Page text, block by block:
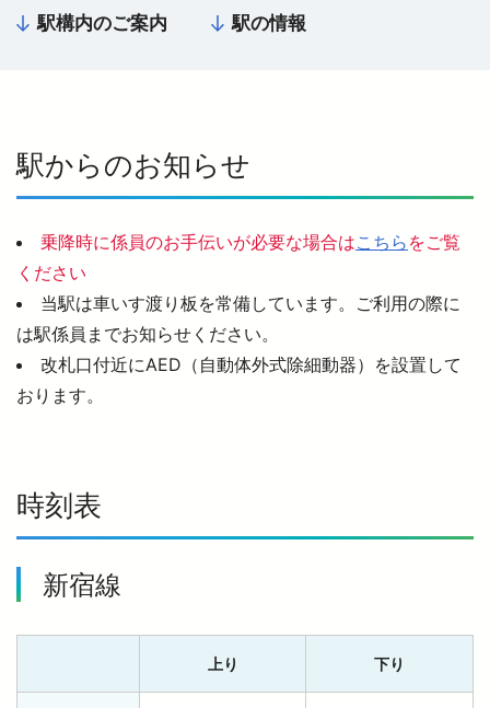
お忘れもの Lost＆Found
個人情報保護方針
サイトマップ
サイトのご利用にあたって
駅構内のご案内 駅の情報
駅からのお知らせ
乗降時に係員のお手伝いが必要な場合はこちら をご覧
ください
当駅は車いす渡り板を常備しています。ご利用の際に
は駅係員までお知らせください。
改札口付近にAED（自動体外式除細動器）を設置して
おります。
時刻表
新宿線
上り 下り